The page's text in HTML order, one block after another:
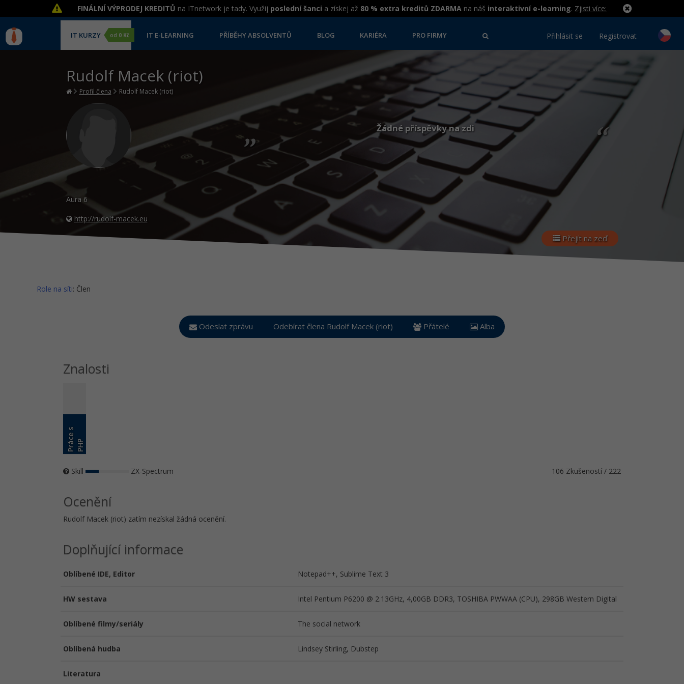
FINÁLNÍ VÝPRODEJ KREDITŮ na ITnetwork je tady. Využij poslední šanci a získej až 80 % extra kreditů ZDARMA na náš interaktivní e-learning. Zjisti více:
IT KURZY od 0 Kč IT E-LEARNING PŘÍBĚHY ABSOLVENTŮ BLOG KARIÉRA PRO FIRMY Přihlásit se Registrovat
Rudolf Macek (riot)
Profil člena Rudolf Macek (riot)
Aura 6
http://rudolf-macek.eu
„ “
Žádné příspěvky na zdi
Přejít na zeď
Role na síti: Člen
Odeslat zprávu Odebírat člena Rudolf Macek (riot) Přátelé Alba
Znalosti
P
r
á
c
e
s
P
H P
Skill ZX-Spectrum 106 Zkušeností / 222
Ocenění
Rudolf Macek (riot) zatím nezískal žádná ocenění.
Doplňující informace
Oblíbené IDE, Editor Notepad++, Sublime Text 3
HW sestava Intel Pentium P6200 @ 2.13GHz, 4,00GB DDR3, TOSHIBA PWWAA (CPU), 298GB Western Digital
Oblíbené filmy/seriály The social network
Oblíbená hudba Lindsey Stirling, Dubstep
Literatura